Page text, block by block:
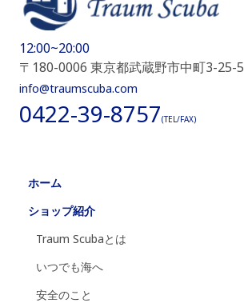
12:00~20:00
〒180-0006 東京都武蔵野市中町3-25-5
info@traumscuba.com
0422-39-8757(TEL/FAX)
ホーム
ショップ紹介
Traum Scubaとは
いつでも海へ
安全のこと